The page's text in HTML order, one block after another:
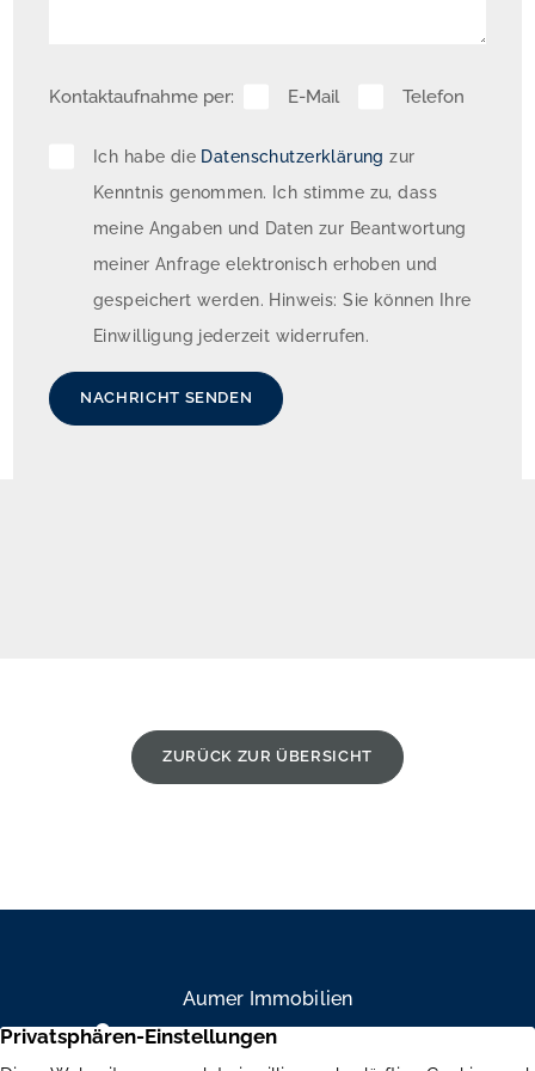
Grundstück attraktive Entwicklungspotenziale:
Vergleichbare Grundstücke in unmittelbarer
Umgebung wurden mit mehreren Wohnhäusern
bebaut. Vor dem Hintergrund des sogenannten
„Bauturbo" (§ 246e BauGB) erscheint eine
Nachverdichtung mit mehreren Einheiten realistisch
und ist im Rahmen einer Bauvoranfrage beim
Kontaktaufnahme per: E-Mail Telefon
Ich habe die Datenschutzerklärung zur
Kenntnis genommen. Ich stimme zu, dass
meine Angaben und Daten zur Beantwortung
meiner Anfrage elektronisch erhoben und
gespeichert werden. Hinweis: Sie können Ihre
Einwilligung jederzeit widerrufen.
NACHRICHT SENDEN
ZURÜCK ZUR ÜBERSICHT
Aumer Immobilien
Mühlendamm 84a, 22087 Hamburg